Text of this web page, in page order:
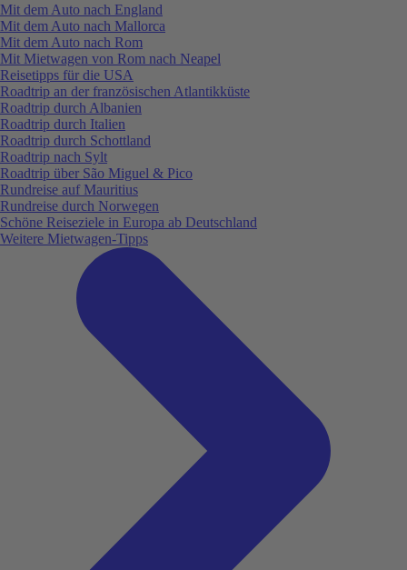
Mit dem Auto nach England
Mit dem Auto nach Mallorca
Mit dem Auto nach Rom
Mit Mietwagen von Rom nach Neapel
Reisetipps für die USA
Roadtrip an der französischen Atlantikküste
Roadtrip durch Albanien
Roadtrip durch Italien
Roadtrip durch Schottland
Roadtrip nach Sylt
Roadtrip über São Miguel & Pico
Rundreise auf Mauritius
Rundreise durch Norwegen
Schöne Reiseziele in Europa ab Deutschland
Weitere Mietwagen-Tipps